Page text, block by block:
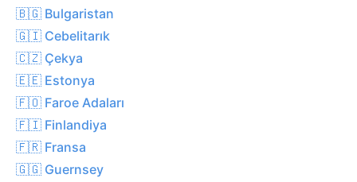
🇧🇬 Bulgaristan
🇬🇮 Cebelitarık
🇨🇿 Çekya
🇪🇪 Estonya
🇫🇴 Faroe Adaları
🇫🇮 Finlandiya
🇫🇷 Fransa
🇬🇬 Guernsey